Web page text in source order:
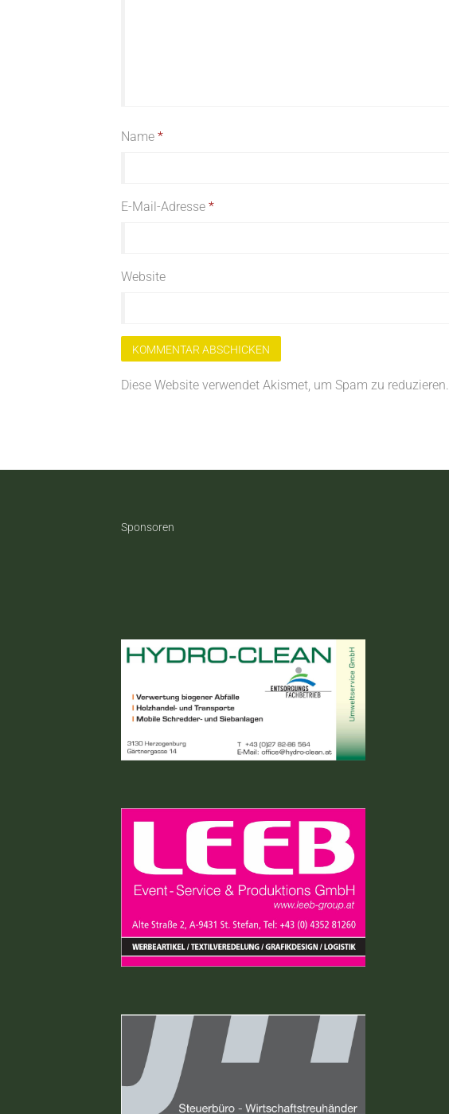
Name *
E-Mail-Adresse *
Website
Diese Website verwendet Akismet, um Spam zu reduzieren.
Sponsoren